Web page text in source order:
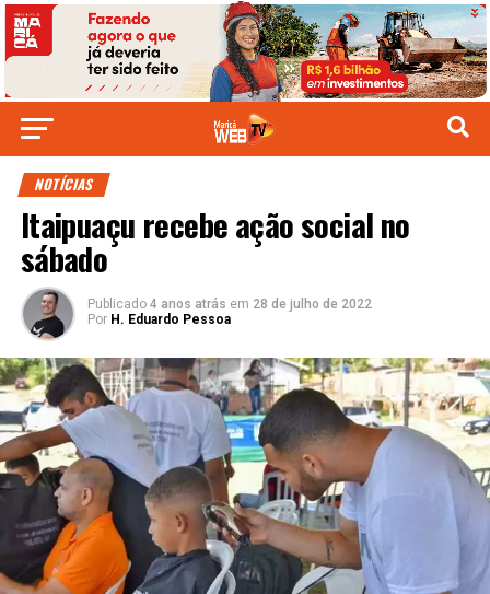
NOTÍCIAS
Itaipuaçu recebe ação social no
sábado
Publicado 4 anos atrás em 28 de julho de 2022
Por H. Eduardo Pessoa